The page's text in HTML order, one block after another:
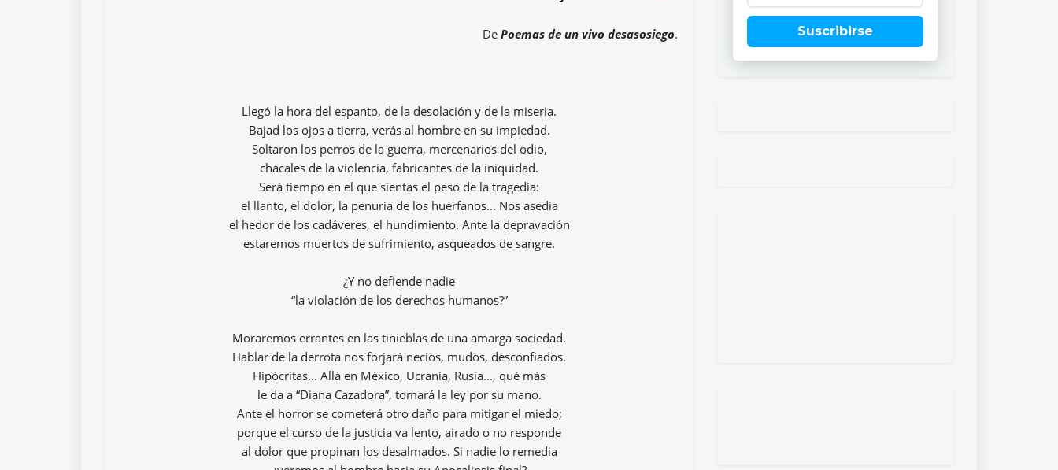
De Poemas de un vivo desasosiego.
Llegó la hora del espanto, de la desolación y de la miseria.
Bajad los ojos a tierra, verás al hombre en su impiedad.
Soltaron los perros de la guerra, mercenarios del odio,
chacales de la violencia, fabricantes de la iniquidad.
Será tiempo en el que sientas el peso de la tragedia:
el llanto, el dolor, la penuria de los huérfanos... Nos asedia
el hedor de los cadáveres, el hundimiento. Ante la depravación
estaremos muertos de sufrimiento, asqueados de sangre.
¿Y no defiende nadie
“la violación de los derechos humanos?”
Moraremos errantes en las tinieblas de una amarga sociedad.
Hablar de la derrota nos forjará necios, mudos, desconfiados.
Hipócritas... Allá en México, Ucrania, Rusia..., qué más
le da a “Diana Cazadora”, tomará la ley por su mano.
Ante el horror se cometerá otro daño para mitigar el miedo;
porque el curso de la justicia va lento, airado o no responde
al dolor que propinan los desalmados. Si nadie lo remedia
Suscribirse